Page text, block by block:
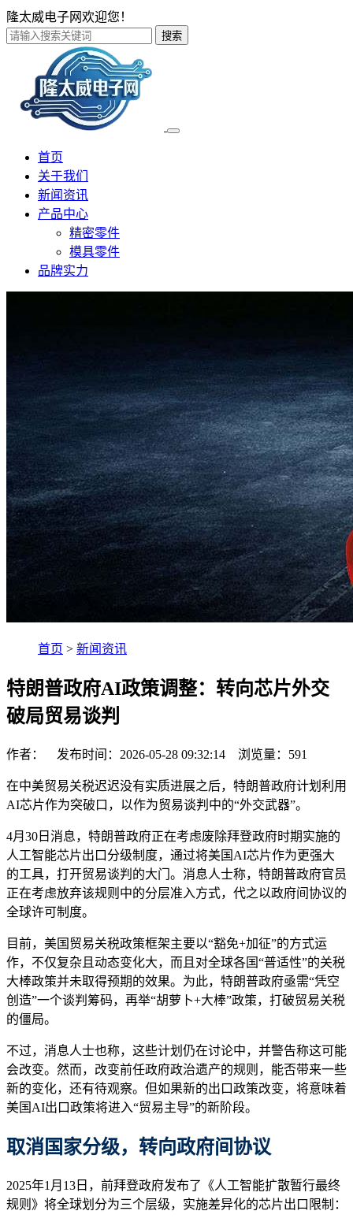
隆太威电子网欢迎您！
搜索
首页
关于我们
新闻资讯
产品中心
精密零件
模具零件
品牌实力
首页 > 新闻资讯
特朗普政府AI政策调整：转向芯片外交
破局贸易谈判
作者： 发布时间：2026-05-28 09:32:14 浏览量： 591
在中美贸易关税迟迟没有实质进展之后，特朗普政府计划利用
AI芯片作为突破口，以作为贸易谈判中的“外交武器”。
4月30日消息，特朗普政府正在考虑废除拜登政府时期实施的
人工智能芯片出口分级制度，通过将美国AI芯片作为更强大
的工具，打开贸易谈判的大门。消息人士称，特朗普政府官员
正在考虑放弃该规则中的分层准入方式，代之以政府间协议的
全球许可制度。
目前，美国贸易关税政策框架主要以“豁免+加征”的方式运
作，不仅复杂且动态变化大，而且对全球各国“普适性”的关税
大棒政策并未取得预期的效果。为此，特朗普政府亟需“凭空
创造”一个谈判筹码，再举“胡萝卜+大棒”政策，打破贸易关税
的僵局。
不过，消息人士也称，这些计划仍在讨论中，并警告称这可能
会改变。然而，改变前任政府政治遗产的规则，能否带来一些
新的变化，还有待观察。但如果新的出口政策改变，将意味着
美国AI出口政策将进入“贸易主导”的新阶段。
取消国家分级，转向政府间协议
2025年1月13日，前拜登政府发布了《人工智能扩散暂行最终
规则》将全球划分为三个层级，实施差异化的芯片出口限制：